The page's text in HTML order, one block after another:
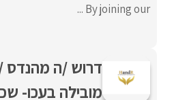
By joining our ...
דרוש /ה מהנדס
מובילה בעכו-